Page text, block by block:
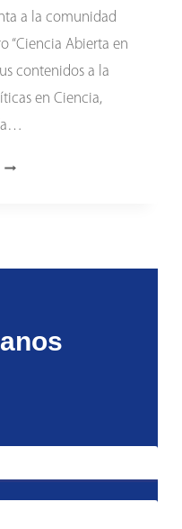
a la comunidad
“Ciencia Abierta en
contenidos a la
en Ciencia,
ONCTI